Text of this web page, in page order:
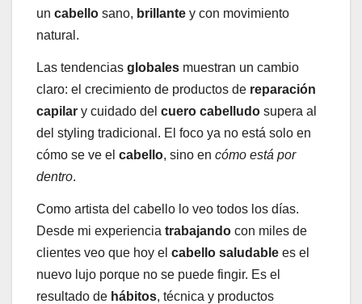
un cabello sano, brillante y con movimiento
natural.
Las tendencias globales muestran un cambio
claro: el crecimiento de productos de reparación
capilar y cuidado del cuero cabelludo supera al
del styling tradicional. El foco ya no está solo en
cómo se ve el cabello, sino en cómo está por
dentro.
Como artista del cabello lo veo todos los días.
Desde mi experiencia trabajando con miles de
clientes veo que hoy el cabello saludable es el
nuevo lujo porque no se puede fingir. Es el
resultado de hábitos, técnica y productos